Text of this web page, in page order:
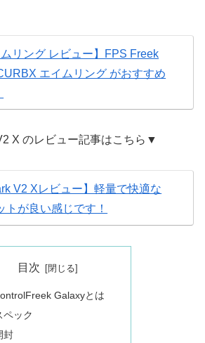
ムリング レビュー】FPS Freek
エイムリング がおすすめ
X のレビュー記事はこちら▼
V2 Xレビュー】軽量で快適な
トが良い感じです！
目次
Galaxyとは
ペック
封